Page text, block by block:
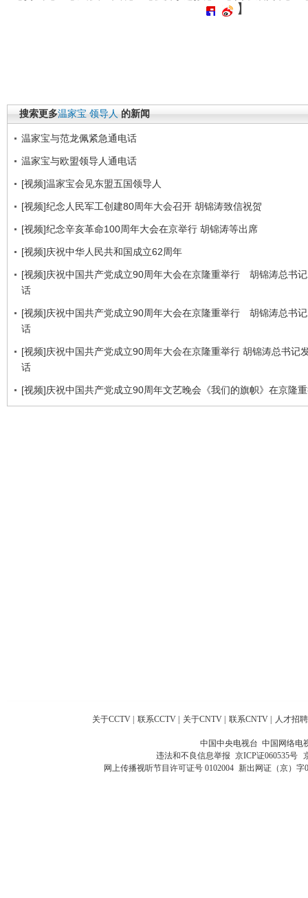
】
搜索更多温家宝 领导人 的新闻
温家宝与范龙佩紧急通电话
温家宝与欧盟领导人通电话
[视频]温家宝会见东盟五国领导人
[视频]纪念人民军工创建80周年大会召开 胡锦涛致信祝贺
[视频]纪念辛亥革命100周年大会在京举行 胡锦涛等出席
[视频]庆祝中华人民共和国成立62周年
[视频]庆祝中国共产党成立90周年大会在京隆重举行 胡锦涛总书
话
[视频]庆祝中国共产党成立90周年大会在京隆重举行 胡锦涛总书
话
[视频]庆祝中国共产党成立90周年大会在京隆重举行 胡锦涛总书记
话
[视频]庆祝中国共产党成立90周年文艺晚会《我们的旗帜》在京隆
关于CCTV 联系CCTV 关于CNTV 联系CNTV 人才招聘
中国中央电视台 中国网络电
违法和不良信息举报 京ICP证060535号
网上传播视听节目许可证号 0102004 新出网证（京）